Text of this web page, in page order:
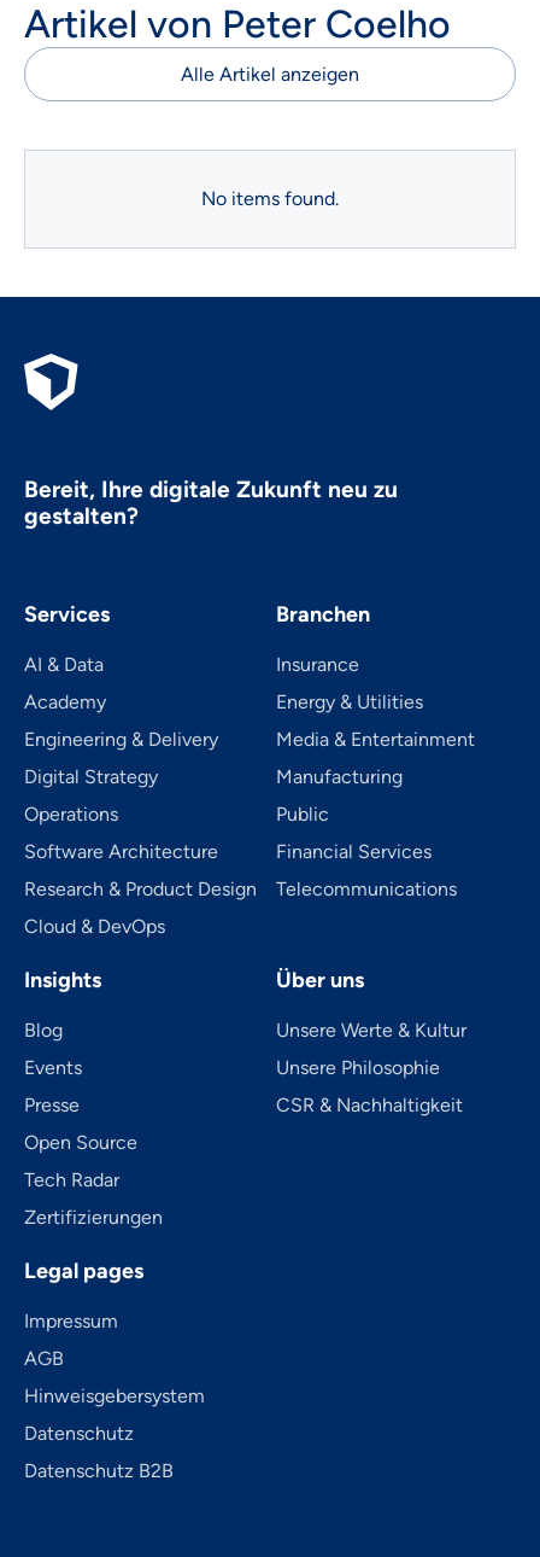
Artikel von Peter Coelho
Alle Artikel anzeigen
No items found.
Bereit, Ihre digitale Zukunft neu zu
gestalten?
Services
AI & Data
Academy
Engineering & Delivery
Digital Strategy
Operations
Software Architecture
Research & Product Design
Cloud & DevOps
Branchen
Insurance
Energy & Utilities
Media & Entertainment
Manufacturing
Public
Financial Services
Telecom­mu­ni­ca­tions
Insights
Blog
Events
Presse
Open Source
Tech Radar
Zertifizierungen
Über uns
Unsere Werte & Kultur
Unsere Philosophie
CSR & Nachhaltigkeit
Legal pages
Impressum
AGB
Hinweisgebersystem
Datenschutz
Datenschutz B2B